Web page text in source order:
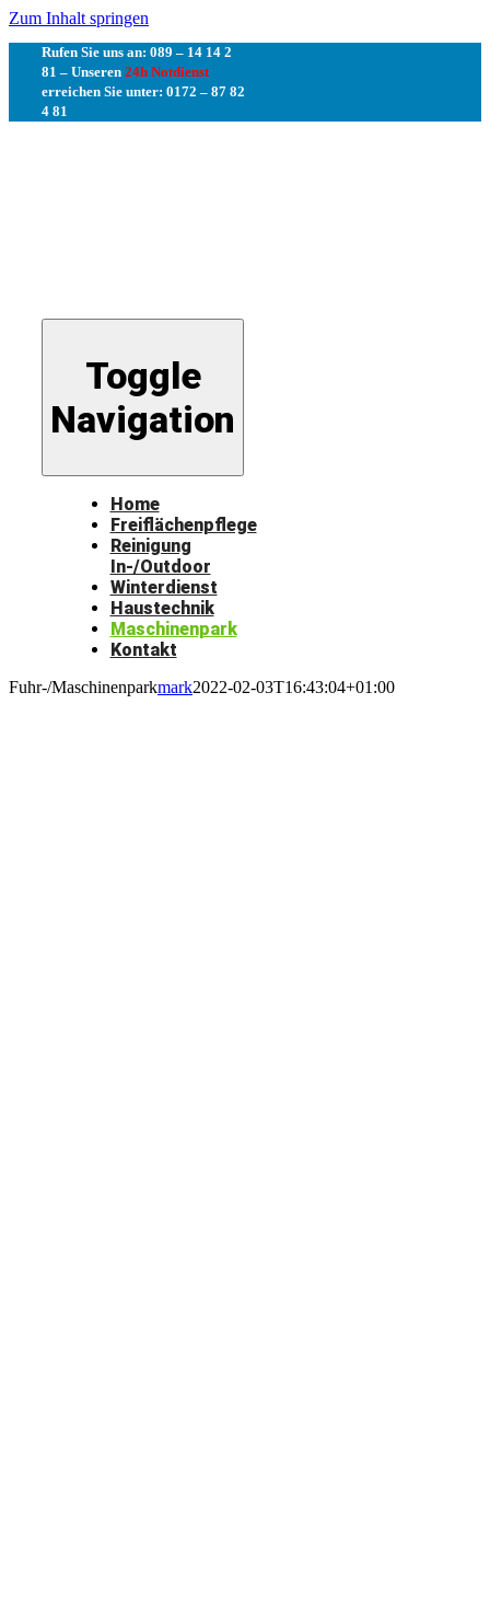
Zum Inhalt springen
Rufen Sie uns an: 089 – 14 14 2
81 – Unseren 24h Notdienst
erreichen Sie unter: 0172 – 87 82
4 81
Toggle
Navigation
Home
Freiflächenpflege
Reinigung
In-/Outdoor
Winterdienst
Haustechnik
Maschinenpark
Kontakt
Fuhr-/Maschinenparkmark2022-02-03T16:43:04+01:00